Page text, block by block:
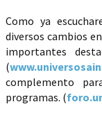
Como ya
diversos cambios
importantes
(
complemento
programas. (